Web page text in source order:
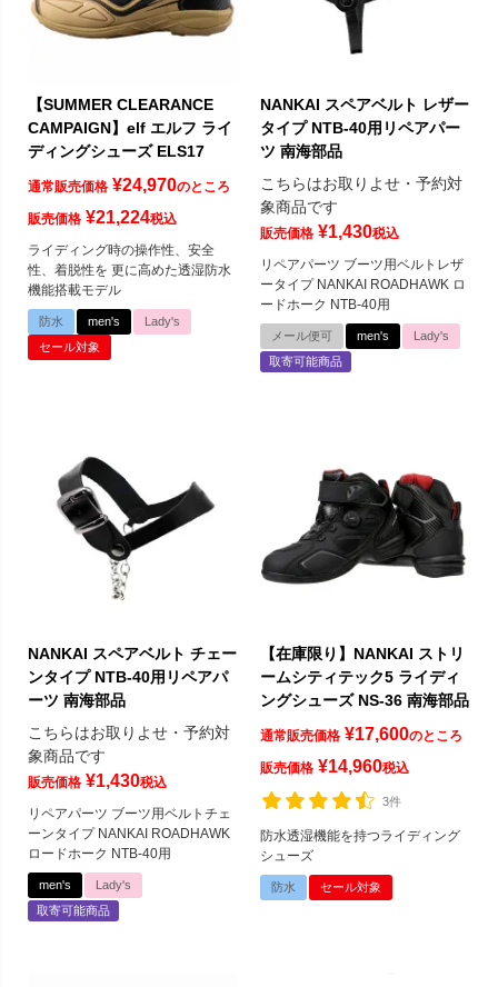
【SUMMER CLEARANCE
CAMPAIGN】elf エルフ ライ
ディングシューズ ELS17
通常販売価格 ¥24,970のところ
販売価格 ¥21,224税込
ライディング時の操作性、安全
性、着脱性を 更に高めた透湿防水
機能搭載モデル
防水 men's
Lady's
セール対象
NANKAI スペアベルト レザー
タイプ NTB-40用リペアパー
ツ 南海部品
こちらはお取りよせ・予約対
象商品です
販売価格 ¥1,430税込
リペアパーツ ブーツ用ベルトレザ
ータイプ NANKAI ROADHAWK ロ
ードホーク NTB-40用
メール便可 men's
Lady's
取寄可能商品
NANKAI スペアベルト チェー
ンタイプ NTB-40用リペアパ
ーツ 南海部品
こちらはお取りよせ・予約対
象商品です
販売価格 ¥1,430税込
リペアパーツ ブーツ用ベルトチェ
ーンタイプ NANKAI ROADHAWK
ロードホーク NTB-40用
men's
Lady's
取寄可能商品
【在庫限り】NANKAI ストリ
ームシティテック5 ライディ
ングシューズ NS-36 南海部品
通常販売価格 ¥17,600のところ
販売価格 ¥14,960税込
3件
防水透湿機能を持つライディング
シューズ
防水 セール対象